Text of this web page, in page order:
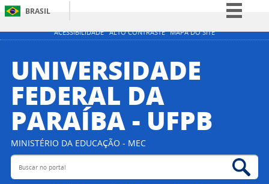
ACESSIBILIDADE ALTO CONTRASTE MAPA DO SITE
BRASIL
Simplifique!
Participe
Acesso à informação
Canais
UNIVERSIDADE
FEDERAL DA
PARAÍBA - UFPB
MINISTÉRIO DA EDUCAÇÃO - MEC
Buscar no portal